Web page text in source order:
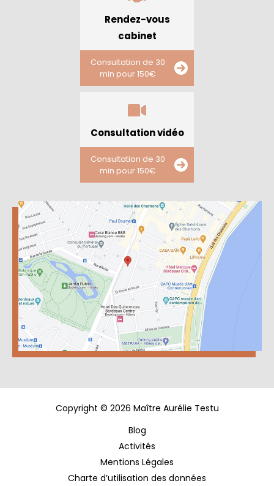
Rendez-vous
cabinet
Consultation de 30
min pour 150€
Consultation vidéo
Consultation de 30
min pour 150€
Copyright © 2026 Maître Aurélie Testu
Blog
Activités
Mentions Légales
Charte d’utilisation des données